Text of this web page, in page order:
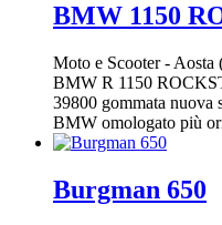
BMW 1150
Moto e Scooter- Aosta
BMW R 1150
39800 gommata nuova
BMW omologato più
Burgman 650